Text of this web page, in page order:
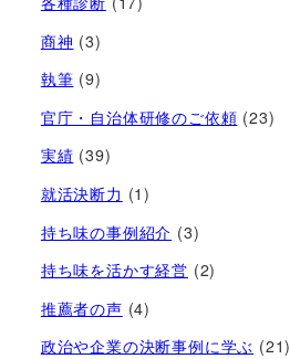
商神 (3)
執筆 (9)
官庁・自治体研修のご依頼 (23)
実績 (39)
就活決断力 (1)
持ち味の事例紹介 (3)
持ち味を活かす経営​ (2)
推薦者の声 (4)
政治や企業の決断事例に学ぶ (21)